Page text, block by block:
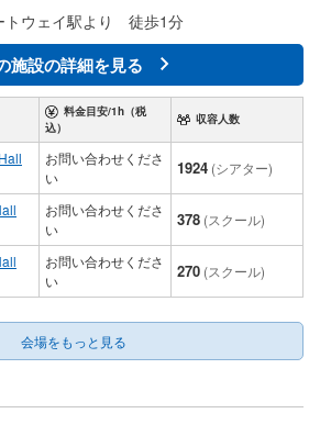
トウェイ駅より 徒歩1分
施設の詳細を見る
料金目安/1h（税
込）
収容人数
お問い合わせくださ
い
1924 (シアター)
お問い合わせくださ
い
378 (スクール)
お問い合わせくださ
い
270 (スクール)
会場をもっと見る